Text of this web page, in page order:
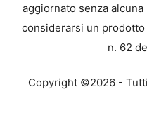
aggiornato senza
considerarsi un
n. 62
Copyright ©2026 -